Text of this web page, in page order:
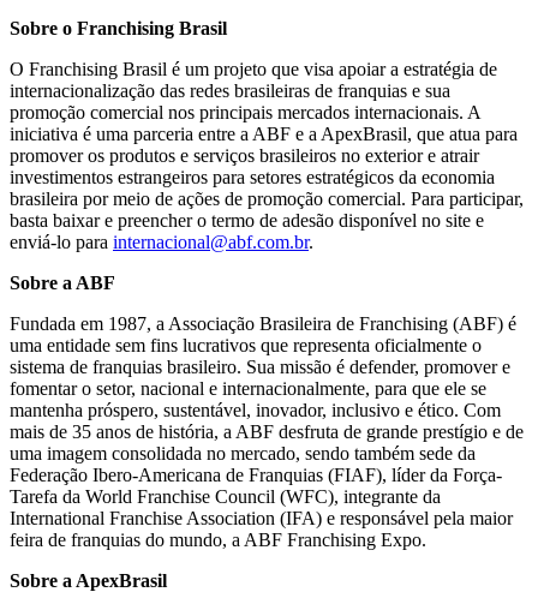
Sobre o Franchising Brasil
O Franchising Brasil é um projeto que visa apoiar a estratégia de
internacionalização das redes brasileiras de franquias e sua
promoção comercial nos principais mercados internacionais. A
iniciativa é uma parceria entre a ABF e a ApexBrasil, que atua para
promover os produtos e serviços brasileiros no exterior e atrair
investimentos estrangeiros para setores estratégicos da economia
brasileira por meio de ações de promoção comercial. Para participar,
basta baixar e preencher o termo de adesão disponível no site e
enviá-lo para internacional@abf.com.br.
Sobre a ABF
Fundada em 1987, a Associação Brasileira de Franchising (ABF) é
uma entidade sem fins lucrativos que representa oficialmente o
sistema de franquias brasileiro. Sua missão é defender, promover e
fomentar o setor, nacional e internacionalmente, para que ele se
mantenha próspero, sustentável, inovador, inclusivo e ético. Com
mais de 35 anos de história, a ABF desfruta de grande prestígio e de
uma imagem consolidada no mercado, sendo também sede da
Federação Ibero-Americana de Franquias (FIAF), líder da Força-
Tarefa da World Franchise Council (WFC), integrante da
International Franchise Association (IFA) e responsável pela maior
feira de franquias do mundo, a ABF Franchising Expo.
Sobre a ApexBrasil